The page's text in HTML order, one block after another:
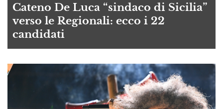
Cateno De Luca “sindaco di Sicilia”
verso le Regionali: ecco i 22
candidati